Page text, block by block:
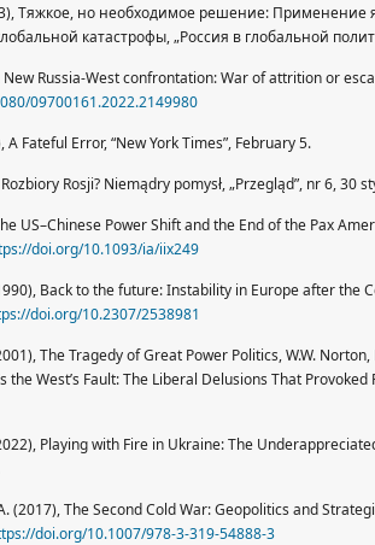
Тяжкое, но необходимое решение: Применение
катастрофы, „Россия в глобальной
New Russia-West confrontation: War of attrition or
09700161.2022.2149980
A Fateful Error, “New York Times”, February 5.
Rosji? Niemądry pomysł, „Przegląd”, nr 6, 30
US–Chinese Power Shift and the End of the Pax
doi.org/10.1093/ia/iix249
Back to the future: Instability in Europe after the
doi.org/10.2307/2538981
The Tragedy of Great Power Politics, W.W.
West’s Fault: The Liberal Delusions That Provoked
Playing with Fire in Ukraine: The
(2017), The Second Cold War: Geopolitics and
doi.org/10.1007/978-3-319-54888-3